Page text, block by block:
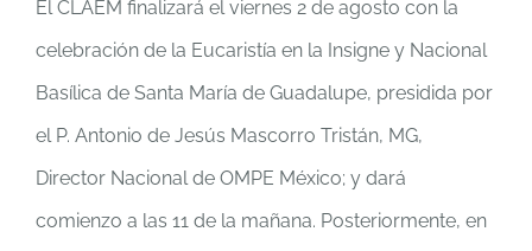
El CLAEM finalizará el viernes 2 de agosto con la
celebración de la Eucaristía en la Insigne y Nacional
Basílica de Santa María de Guadalupe, presidida por
el P. Antonio de Jesús Mascorro Tristán, MG,
Director Nacional de OMPE México; y dará
comienzo a las 11 de la mañana. Posteriormente, en